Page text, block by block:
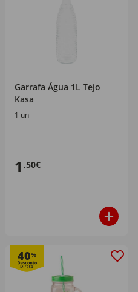
Garrafa Água 1L Tejo
Kasa
1 un
1 ,50€
40%